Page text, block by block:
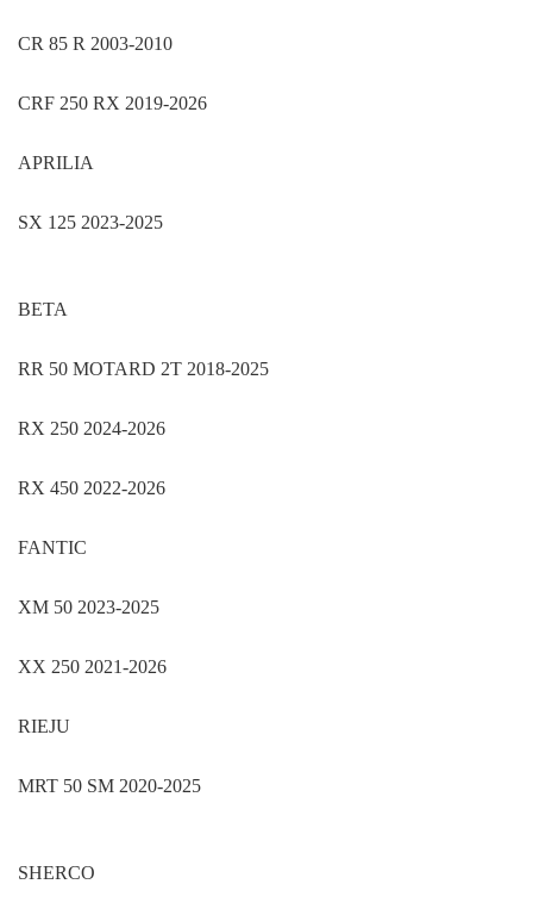
CR 85 R 2003-2010
CRF 250 RX 2019-2026
APRILIA
SX 125 2023-2025
BETA
RR 50 MOTARD 2T 2018-2025
RX 250 2024-2026
RX 450 2022-2026
FANTIC
XM 50 2023-2025
XX 250 2021-2026
RIEJU
MRT 50 SM 2020-2025
SHERCO